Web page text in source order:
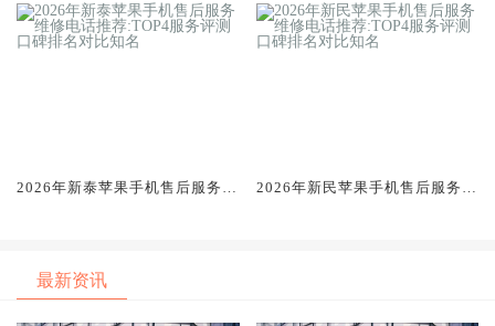
排名对比知名
排名对比知名
2026年新泰苹果手机售后服务维
2026年新民苹果手机售后服务维
最新资讯